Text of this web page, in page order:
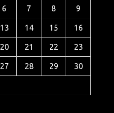
6 7 8 9
13 14 15 16
20 21 22 23
27 28 29 30